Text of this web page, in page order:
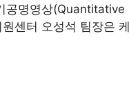
공명영상(Quantitative
센터 오성석 팀장은